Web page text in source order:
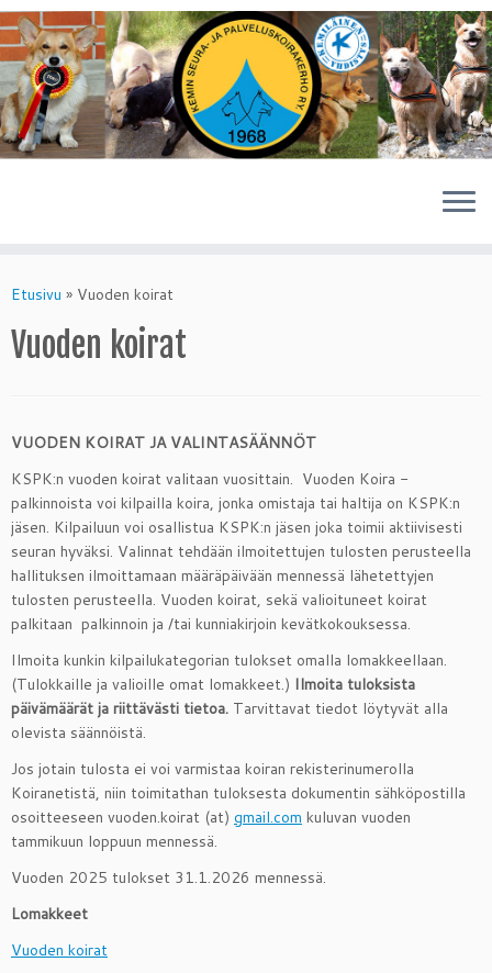
toEtusivu » Vuoden koirat
Vuoden koirat
VUODEN KOIRAT JA VALINTASÄÄNNÖT
KSPK:n vuoden koirat valitaan vuosittain. Vuoden Koira -
palkinnoista voi kilpailla koira, jonka omistaja tai haltija on KSPK:n
jäsen. Kilpailuun voi osallistua KSPK:n jäsen joka toimii aktiivisesti
seuran hyväksi. Valinnat tehdään ilmoitettujen tulosten perusteella
hallituksen ilmoittamaan määräpäivään mennessä lähetettyjen
tulosten perusteella. Vuoden koirat, sekä valioituneet koirat
palkitaan palkinnoin ja /tai kunniakirjoin kevätkokouksessa.
Ilmoita kunkin kilpailukategorian tulokset omalla lomakkeellaan.
(Tulokkaille ja valioille omat lomakkeet.) Ilmoita tuloksista
päivämäärät ja riittävästi tietoa. Tarvittavat tiedot löytyvät alla
olevista säännöistä.
Jos jotain tulosta ei voi varmistaa koiran rekisterinumerolla
Koiranetistä, niin toimitathan tuloksesta dokumentin sähköpostilla
osoitteeseen vuoden.koirat (at) gmail.com kuluvan vuoden
tammikuun loppuun mennessä.
Vuoden 2025 tulokset 31.1.2026 mennessä.
Lomakkeet
Vuoden koirat